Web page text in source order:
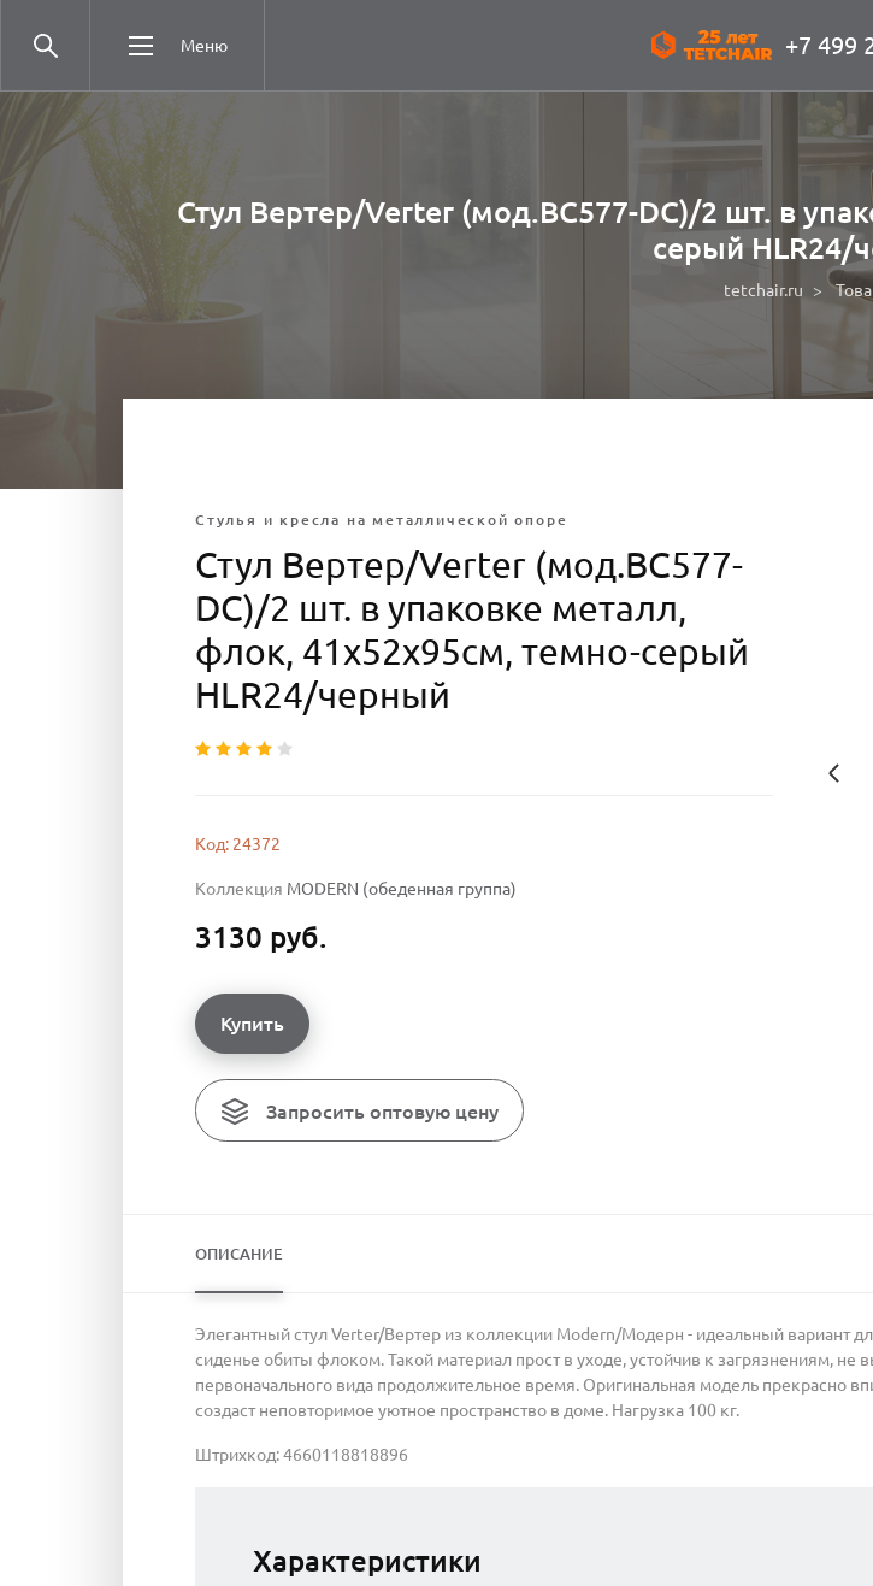
Меню +7 499
Стул Вертер/Verter (мод.BC577-DC)/2 шт. в
серый HLR24/
tetchair.ru
Стулья и кресла на металлической опоре
Стул Вертер/Verter (мод.BC577-
DC)/2 шт. в упаковке металл,
флок, 41х52х95см, темно-серый
HLR24/черный
Код: 24372
Коллекция MODERN (обеденная группа)
3130 руб.
Купить
Запросить оптовую цену
ОПИСАНИЕ
Элегантный стул Verter/Вертер из коллекции Modern/Модерн - идеальный вариант
сиденье обиты флоком. Такой материал прост в уходе, устойчив к загрязнениям, не
первоначального вида продолжительное время. Оригинальная модель прекрасно
создаст неповторимое уютное пространство в доме. Нагрузка 100 кг.
Штрихкод: 4660118818896
Характеристики